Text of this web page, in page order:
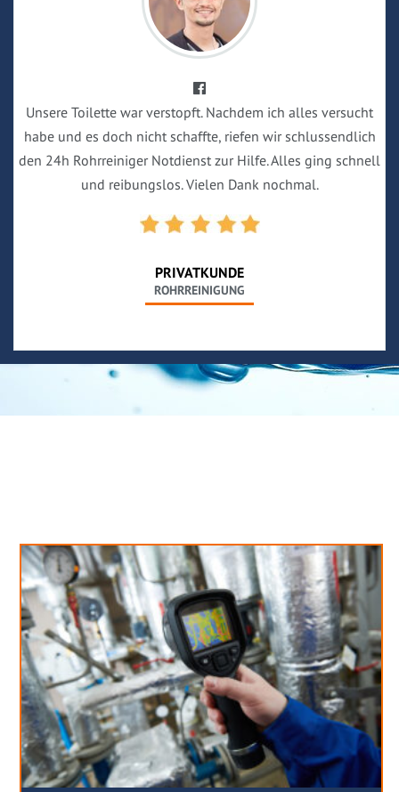
Unsere Toilette war verstopft. Nachdem ich alles versucht
habe und es doch nicht schaffte, riefen wir schlussendlich
den 24h Rohrreiniger Notdienst zur Hilfe. Alles ging schnell
und reibungslos. Vielen Dank nochmal.
PRIVATKUNDE
ROHRREINIGUNG